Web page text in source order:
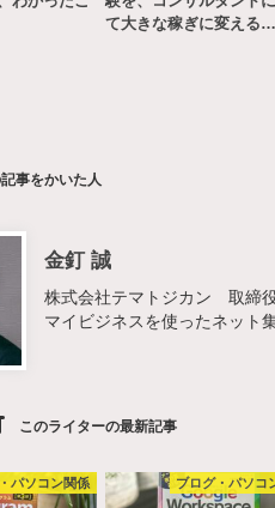
て大きな稼ぎに変える…
事をかいた人
金釘 誠
株式会社テマトジカン 取締
マイビジネスを使ったネット
このライターの最新記事
パソコン関係 ブログ・パソコ